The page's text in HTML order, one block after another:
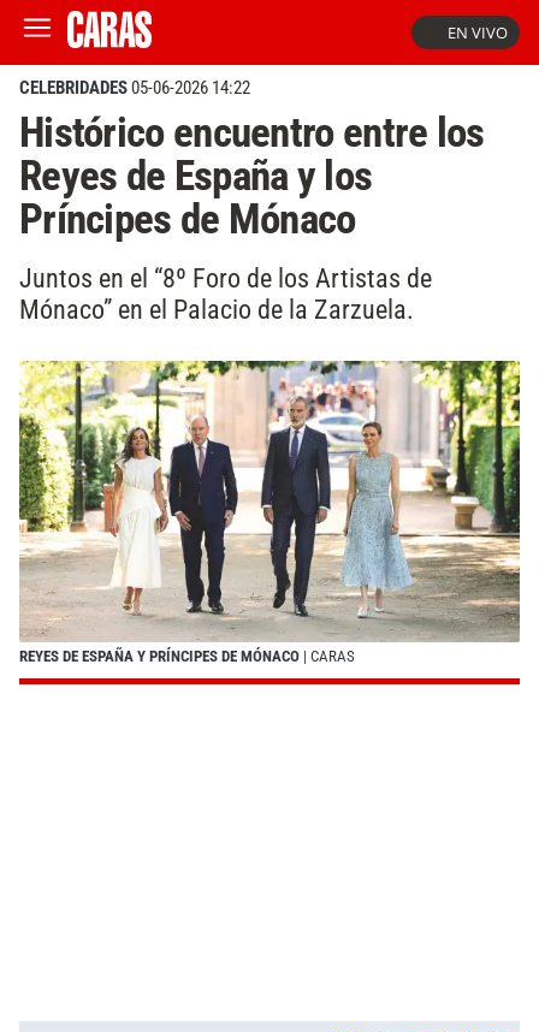
EN VIVO
CELEBRIDADES05-06-2026 14:22
Histórico encuentro entre los
Reyes de España y los
Príncipes de Mónaco
Juntos en el “8º Foro de los Artistas de
Mónaco” en el Palacio de la Zarzuela.
REYES DE ESPAÑA Y PRÍNCIPES DE MÓNACO | CARAS